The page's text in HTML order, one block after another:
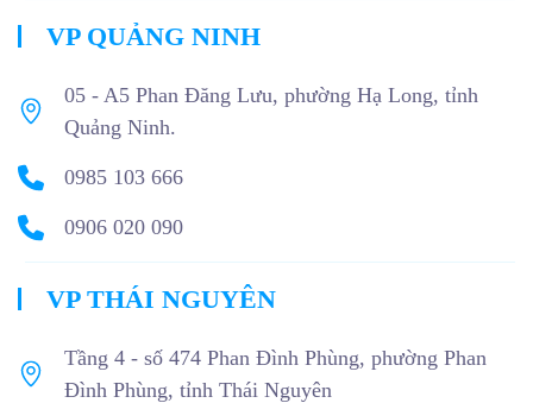
VP QUẢNG NINH
05 - A5 Phan Đăng Lưu, phường Hạ Long, tỉnh
Quảng Ninh.
0985 103 666
0906 020 090
VP THÁI NGUYÊN
Tầng 4 - số 474 Phan Đình Phùng, phường Phan
Đình Phùng, tỉnh Thái Nguyên